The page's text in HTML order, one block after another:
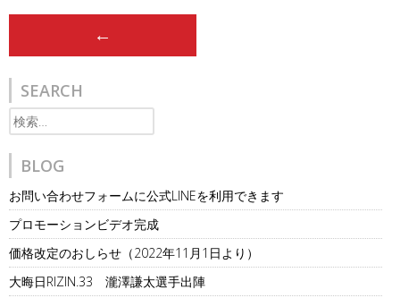
navigation
←
SEARCH
検
索:
BLOG
お問い合わせフォームに公式LINEを利用できます
プロモーションビデオ完成
価格改定のおしらせ（2022年11月1日より）
大晦日RIZIN.33 瀧澤謙太選手出陣